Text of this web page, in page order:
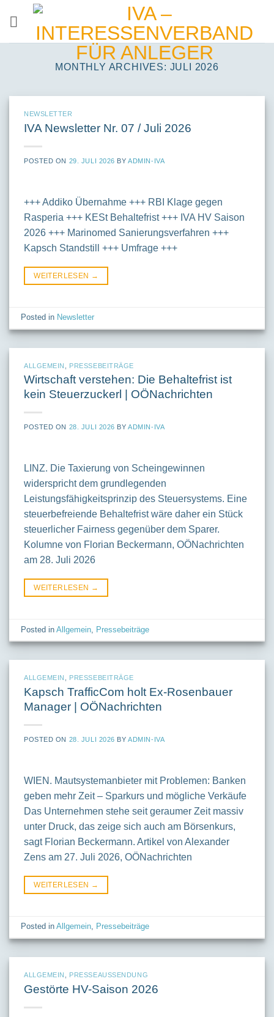
MONTHLY ARCHIVES: JULI 2026
NEWSLETTER
IVA Newsletter Nr. 07 / Juli 2026
POSTED ON 29. JULI 2026 BYADMIN-IVA
+++ Addiko Übernahme +++ RBI Klage gegen
Rasperia +++ KESt Behaltefrist +++ IVA HV Saison
2026 +++ Marinomed Sanierungsverfahren +++
Kapsch Standstill +++ Umfrage +++
WEITERLESEN →
Posted in Newsletter
ALLGEMEIN PRESSEBEITRÄGE
Wirtschaft verstehen: Die Behaltefrist ist
kein Steuerzuckerl | OÖNachrichten
POSTED ON 28. JULI 2026 BYADMIN-IVA
LINZ. Die Taxierung von Scheingewinnen
widerspricht dem grundlegenden
Leistungsfähigkeitsprinzip des Steuersystems. Eine
steuerbefreiende Behaltefrist wäre daher ein Stück
steuerlicher Fairness gegenüber dem Sparer.
Kolumne von Florian Beckermann, OÖNachrichten
am 28. Juli 2026
WEITERLESEN →
Posted inAllgemein Pressebeiträge
ALLGEMEIN PRESSEBEITRÄGE
Kapsch TrafficCom holt Ex-Rosenbauer
Manager | OÖNachrichten
POSTED ON 28. JULI 2026 BYADMIN-IVA
WIEN. Mautsystemanbieter mit Problemen: Banken
geben mehr Zeit – Sparkurs und mögliche Verkäufe
Das Unternehmen stehe seit geraumer Zeit massiv
unter Druck, das zeige sich auch am Börsenkurs,
sagt Florian Beckermann. Artikel von Alexander
Zens am 27. Juli 2026, OÖNachrichten
WEITERLESEN →
Posted inAllgemein, Pressebeiträge
ALLGEMEIN PRESSEAUSSENDUNG
Gestörte HV-Saison 2026